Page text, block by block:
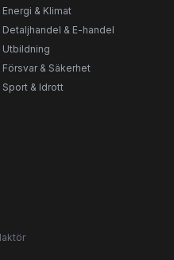
Energi & Klimat
Detaljhandel & E-handel
Utbildning
Försvar & Säkerhet
Sport & Idrott